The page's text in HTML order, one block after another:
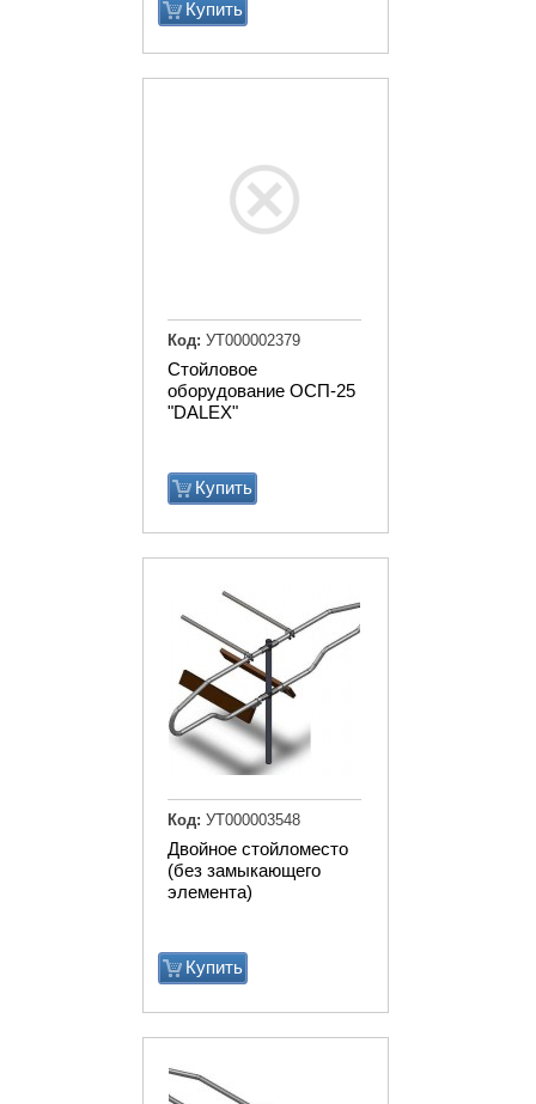
Купить
Стойловое
оборудование ОСП-25
"DALEX"
Купить
Код: УТ000002379
Двойное стойломесто
(без замыкающего
элемента)
Купить
Код: УТ000003548